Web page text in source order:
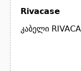
Rivacase
კაბელი